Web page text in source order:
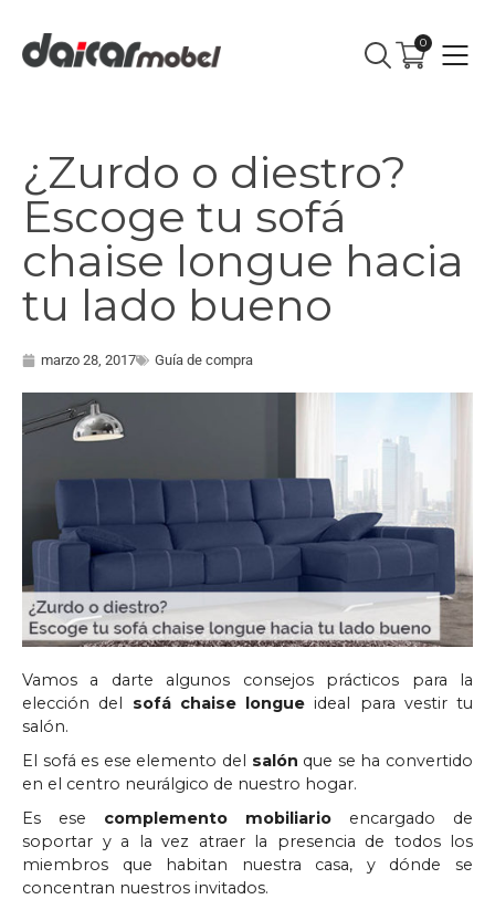
0
¿Zurdo o diestro?
Escoge tu sofá
chaise longue hacia
tu lado bueno
marzo 28, 2017 Guía de compra
Vamos a darte algunos consejos prácticos para la
elección del sofá chaise longue ideal para vestir tu
salón.
El sofá es ese elemento del salón que se ha convertido
en el centro neurálgico de nuestro hogar.
Es ese complemento mobiliario encargado de
soportar y a la vez atraer la presencia de todos los
miembros que habitan nuestra casa, y dónde se
concentran nuestros invitados.